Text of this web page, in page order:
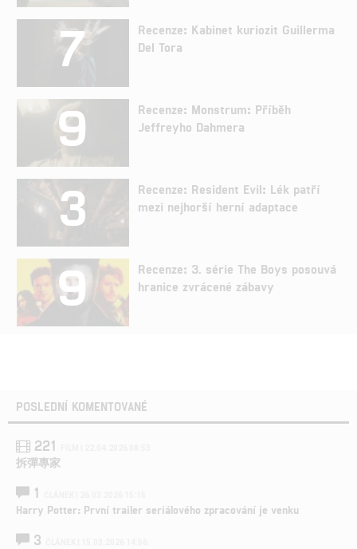
7
Recenze: Kabinet kuriozit Guillerma
Del Tora
9
Recenze: Monstrum: Příběh
Jeffreyho Dahmera
3
Recenze: Resident Evil: Lék patří
mezi nejhorší herní adaptace
9
Recenze: 3. série The Boys posouvá
hranice zvrácené zábavy
POSLEDNÍ KOMENTOVANÉ
221
拆彈專家
1
Harry Potter: První trailer seriálového zpracování je venku
3